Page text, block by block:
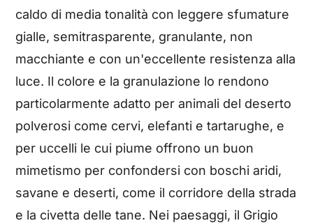
caldo di media tonalità con leggere sfumature
gialle, semitrasparente, granulante, non
macchiante e con un'eccellente resistenza alla
luce. Il colore e la granulazione lo rendono
particolarmente adatto per animali del deserto
polverosi come cervi, elefanti e tartarughe, e
per uccelli le cui piume offrono un buon
mimetismo per confondersi con boschi aridi,
savane e deserti, come il corridore della strada
e la civetta delle tane. Nei paesaggi, il Grigio